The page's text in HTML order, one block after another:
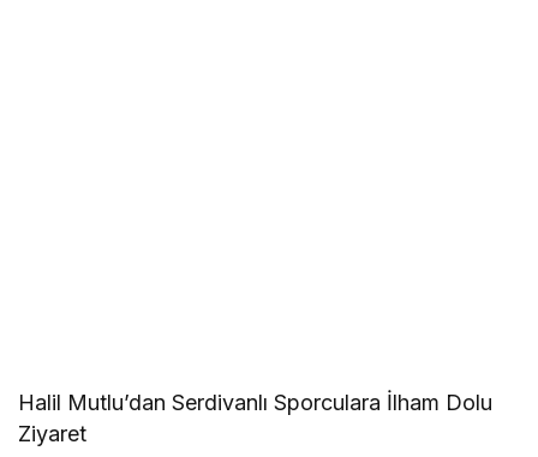
Halil Mutlu’dan Serdivanlı Sporculara İlham Dolu
Ziyaret